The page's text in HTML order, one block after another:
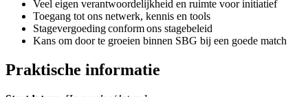
Veel eigen verantwoordelijkheid en ruimte voor initiatief
Toegang tot ons netwerk, kennis en tools
Stagevergoeding conform ons stagebeleid
Kans om door te groeien binnen SBG bij een goede match
Praktische informatie